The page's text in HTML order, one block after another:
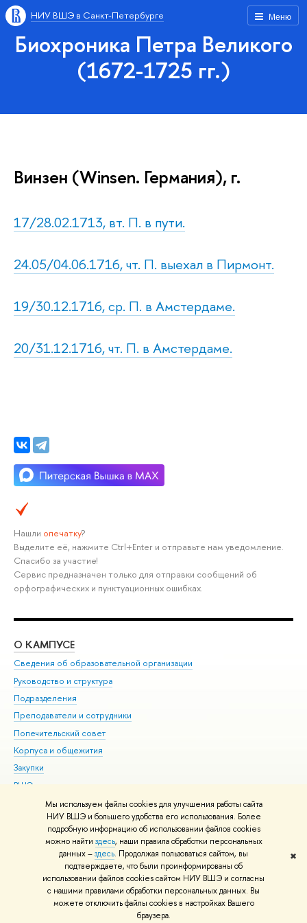
Мы используем файлы cookies для улучшения работы сайта
НИУ ВШЭ и большего удобства его использования. Более
подробную информацию об использовании файлов cookies
можно найти здесь, наши правила обработки персональных
данных –здесь. Продолжая пользоваться сайтом, вы
подтверждаете, что были проинформированы об
использовании файлов cookies сайтом НИУ ВШЭ и согласны
с нашими правилами обработки персональных данных. Вы
можете отключить файлы cookies в настройках Вашего
браузера.
✖
Меню
НИУ ВШЭ в Санкт-Петербурге
Биохроника Петра Великого
(1672-1725 гг.)
Винзен (Winsen. Германия), г.
17/28.02.1713, вт. П. в пути.
24.05/04.06.1716, чт. П. выехал в Пирмонт.
19/30.12.1716, ср. П. в Амстердаме.
20/31.12.1716, чт. П. в Амстердаме.
Нашли опечатку?
Выделите её, нажмите Ctrl+Enter и отправьте нам уведомление.
Спасибо за участие!
Сервис предназначен только для отправки сообщений об
орфографических и пунктуационных ошибках.
О КАМПУСЕ
Сведения об образовательной организации
Руководство и структура
Подразделения
Преподаватели и сотрудники
Попечительский совет
Корпуса и общежития
Закупки
ВШЭ для студентов с ограниченными возможностями
здоровья и инвалидностью
Версия для слабовидящих
Единая платежная страница
© НИУ ВШЭ 1993–2026 Адреса и контакты Условия использования
материалов Политика конфиденциальности Карта сайта
Шрифты HSE Sans и HSE Slab разработаны вШколе дизайна НИУ ВШЭ